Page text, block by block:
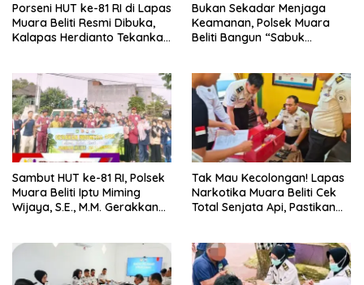
Porseni HUT ke-81 RI di Lapas
Muara Beliti Resmi Dibuka,
Kalapas Herdianto Tekankan
Bukan Sekadar Menjaga
Keamanan, Polsek Muara
Beliti Bangun “Sabuk
Sambut HUT ke-81 RI, Polsek
Muara Beliti Iptu Miming
Wijaya, S.E., M.M. Gerakkan
Tak Mau Kecolongan! Lapas
Narkotika Muara Beliti Cek
Total Senjata Api, Pastikan